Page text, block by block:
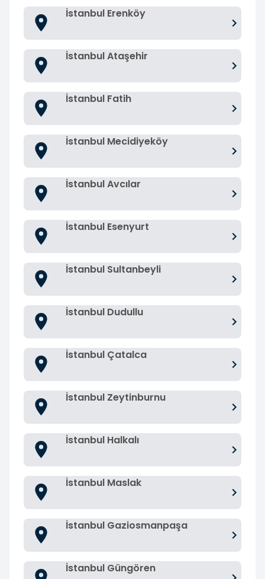
İstanbul Erenköy
İstanbul Ataşehir
İstanbul Fatih
İstanbul Mecidiyeköy
İstanbul Avcılar
İstanbul Esenyurt
İstanbul Sultanbeyli
İstanbul Dudullu
İstanbul Çatalca
İstanbul Zeytinburnu
İstanbul Halkalı
İstanbul Maslak
İstanbul Gaziosmanpaşa
İstanbul Güngören